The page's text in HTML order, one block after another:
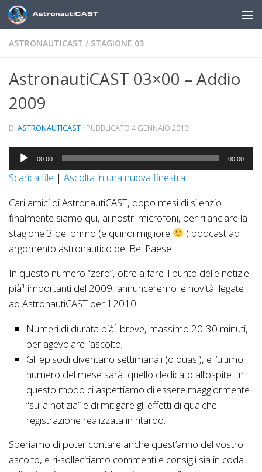
Sotto il contenuto
ASTRONAUTICAST / STAGIONE 03
AstronautiCAST 03×00 – Addio
2009
DI ASTRONAUTICAST · PUBBLICATO 4 GENNAIO 2010
Audio
Player
00:00 00:00
Scarica file | Ascolta in una nuova finestra
Cari amici di AstronautiCAST, dopo mesi di silenzio
finalmente siamo qui, ai nostri microfoni, per rilanciare la
stagione 3 del primo (e quindi migliore
) podcast ad
argomento astronautico del Bel Paese.
In questo numero “zero”, oltre a fare il punto delle notizie
pià¹ importanti del 2009, annunceremo le novità legate
ad AstronautiCAST per il 2010:
Numeri di durata pià¹ breve, massimo 20-30 minuti,
per agevolare l’ascolto;
Gli episodi diventano settimanali (o quasi), e l’ultimo
numero del mese sarà quello dedicato all’ospite. In
questo modo ci aspettiamo di essere maggiormente
“sulla notizia” e di mitigare gli effetti di qualche
registrazione realizzata in ritardo.
Speriamo di poter contare anche quest’anno del vostro
ascolto, e ri-sollecitiamo commenti e consigli sia in coda